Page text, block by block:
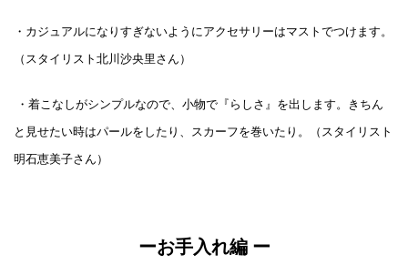
・カジュアルになりすぎないようにアクセサリーはマストでつけます。
（スタイリスト北川沙央里さん）
・着こなしがシンプルなので、小物で『らしさ』を出します。きちん
と見せたい時はパールをしたり、スカーフを巻いたり。（スタイリスト
明石恵美子さん）
ーお手入れ編 ー